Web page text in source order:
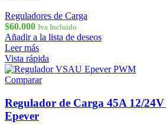
Reguladores de Carga
$60.000 Iva Incluido
Añadir a la lista de deseos
Leer más
Vista rápida
Comparar
Regulador de Carga 45A 12/
Epever